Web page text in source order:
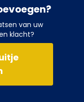
van uw
klacht?